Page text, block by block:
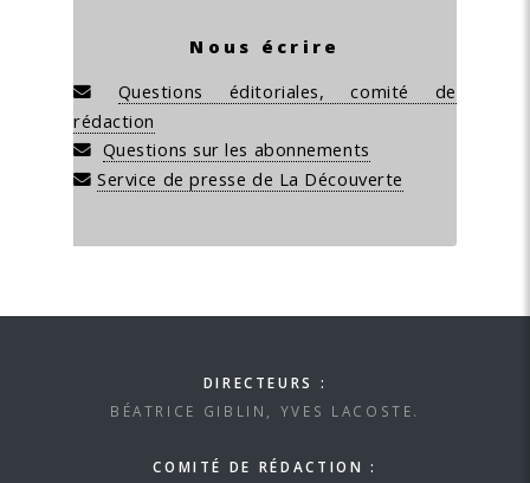
Nous écrire
Questions éditoriales, comité de
rédaction
Questions sur les abonnements
Service de presse de La Découverte
DIRECTEURS :
BÉATRICE GIBLIN, YVES LACOSTE.
COMITÉ DE RÉDACTION :